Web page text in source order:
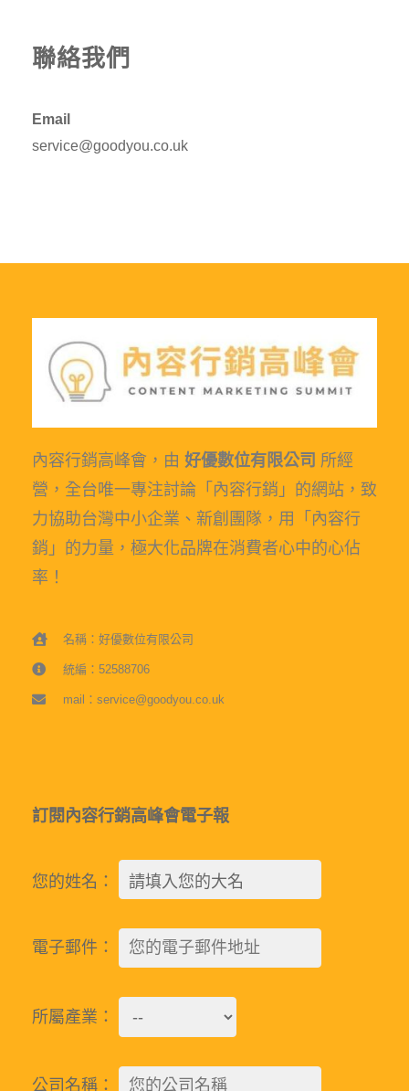
聯絡我們
Email
service@goodyou.co.uk
內容行銷高峰會，由 好優數位有限公司 所經
營，全台唯一專注討論「內容行銷」的網站，致
力協助台灣中小企業、新創團隊，用「內容行
銷」的力量，極大化品牌在消費者心中的心佔
率！
名稱：好優數位有限公司
統編：52588706
mail：service@goodyou.co.uk
訂閱內容行銷高峰會電子報
您的姓名：
電子郵件：
所屬產業：
公司名稱：